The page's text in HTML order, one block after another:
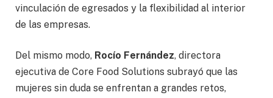
vinculación de egresados y la flexibilidad al interior
de las empresas.
Del mismo modo, Rocío Fernández, directora
ejecutiva de Core Food Solutions subrayó que las
mujeres sin duda se enfrentan a grandes retos,